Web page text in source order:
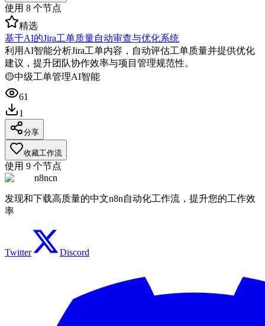
使用 8 个节点
精选
基于AI的Jira工单质量自动审查与优化系统
利用AI智能分析Jira工单内容，自动评估工单质量并提供优化
建议，提升团队协作效率与项目管理规范性。
🟡中级工单管理AI智能
61
1
分享
收藏工作流
使用 9 个节点
n8ncn
发现和下载高质量的中文n8n自动化工作流，提升您的工作效
率
Twitter Discord